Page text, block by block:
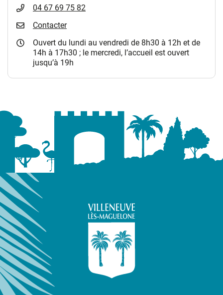
04 67 69 75 82
Contacter
Ouvert du lundi au vendredi de 8h30 à 12h et de
14h à 17h30 ; le mercredi, l’accueil est ouvert
jusqu’à 19h